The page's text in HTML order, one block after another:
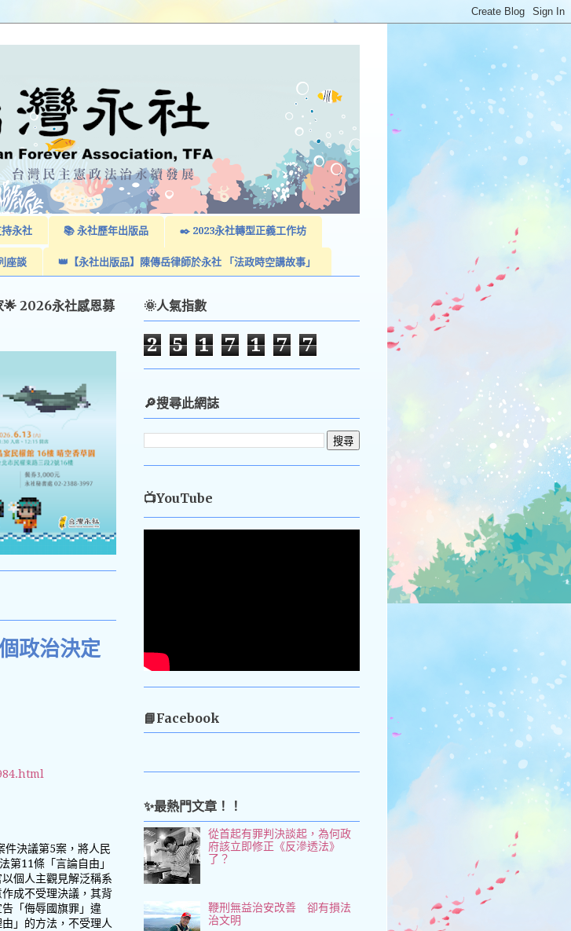
永社 📚 永社歷年出版品 ✒️ 2023永社轉型正義工作坊
座談 👑【永社出版品】陳傳岳律師於永社 「法政時空講故事」
2026永社感恩募
政治決定
件決議第5案，將人民
第11條「言論自由」
個人主觀見解泛稱系
成不受理決議，其背
「侮辱國旗罪」違
」的方法，不受理人
🌞人氣指數
2 5 1 7 1 7 7
🔎搜尋此網誌
📺YouTube
📘Facebook
✨最熱門文章！！
從首起有罪判決談起，為何政
府該立即修正《反滲透法》
了？
鞭刑無益治安改善 卻有損法
治文明